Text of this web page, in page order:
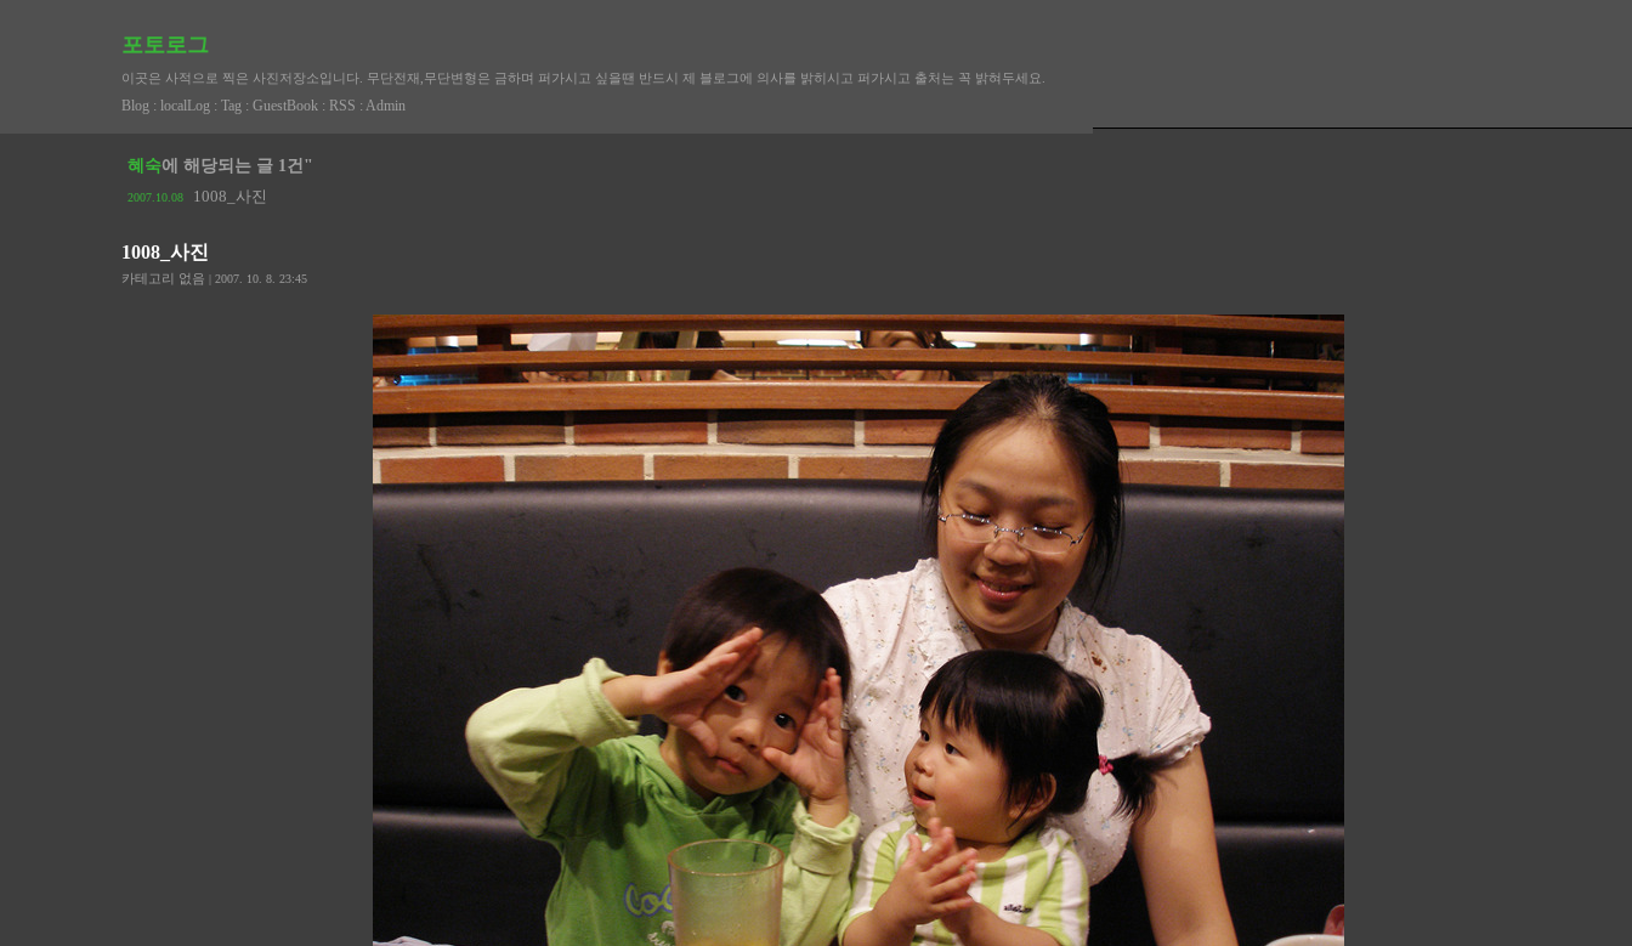
포토로그
이곳은 사적으로 찍은 사진저장소입니다. 무단전재,무단변형은 금하며 퍼가시고 싶을땐 반드시 제 블로그에 의사를 밝히시고 퍼가시고 출처는 꼭 밝혀두세요.
Blog : localLog : Tag : GuestBook : RSS : Admin
혜숙에 해당되는 글 1건"
2007.10.08 1008_사진
1008_사진
카테고리 없음 | 2007. 10. 8. 23:45